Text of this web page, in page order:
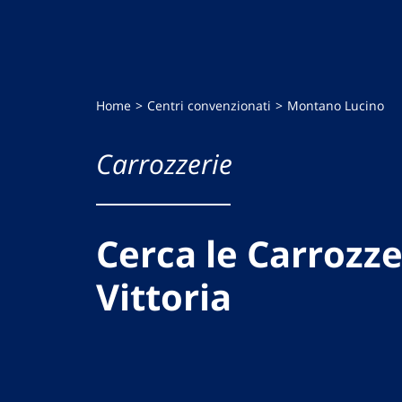
Home Centri convenzionati Montano Lucino
Carrozzerie
Cerca le
Vittoria